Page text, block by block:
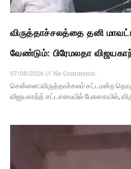
விருத்தாச்சலத்தை தனி
வேண்டும்: பிரேமலதா
07/08/2026
No Comments
சென்னை:விருத்தாச்சலம் சட்டமன்ற
விஜயகாந்த் சட்டசபையில் பேசுகையில்,